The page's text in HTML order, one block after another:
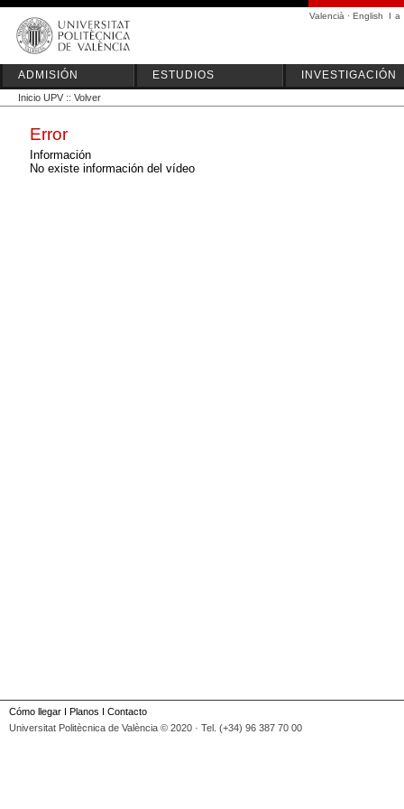
Valencià · English I a
ADMISIÓN ESTUDIOS INVESTIGACIÓN
Inicio UPV :: Volver
Error
Información
No existe información del vídeo
Cómo llegar I Planos I Contacto
Universitat Politècnica de València © 2020 · Tel. (+34) 96 387 70 00